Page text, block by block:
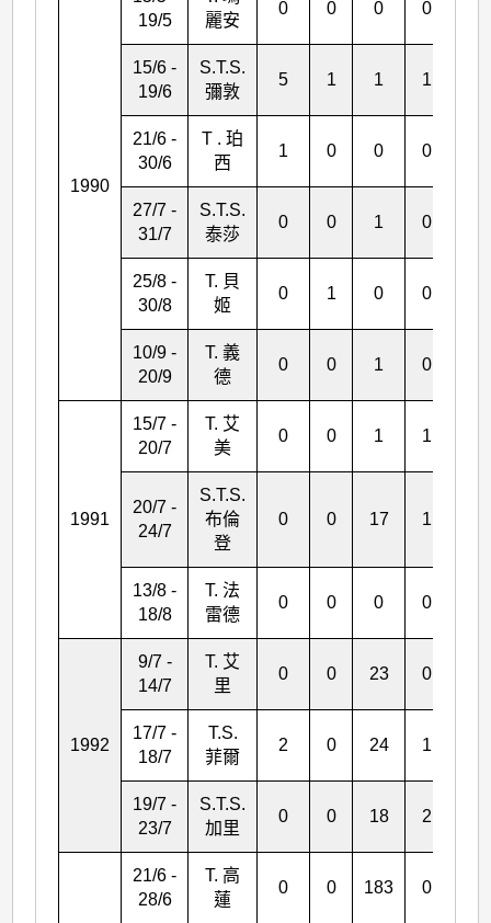
1990
19/5
麗安
0 0 0 0
15/6 -
19/6
S.T.S.
彌敦
5 1 1 1
21/6 -
30/6
T . 珀
西
1 0 0 0
27/7 -
31/7
S.T.S.
泰莎
0 0 1 0
25/8 -
30/8
T. 貝
姬
0 1 0 0
10/9 -
20/9
T. 義
德
0 0 1 0
1991
15/7 -
20/7
T. 艾
美
0 0 1 1
20/7 -
24/7
S.T.S.
布倫
登
0 0 17 1
13/8 -
18/8
T. 法
雷德
0 0 0 0
1992
9/7 -
14/7
T. 艾
里
0 0 23 0
17/7 -
18/7
T.S.
菲爾
2 0 24 1
19/7 -
23/7
S.T.S.
加里
0 0 18 2
21/6 -
28/6
T. 高
蓮
0 0 183 0